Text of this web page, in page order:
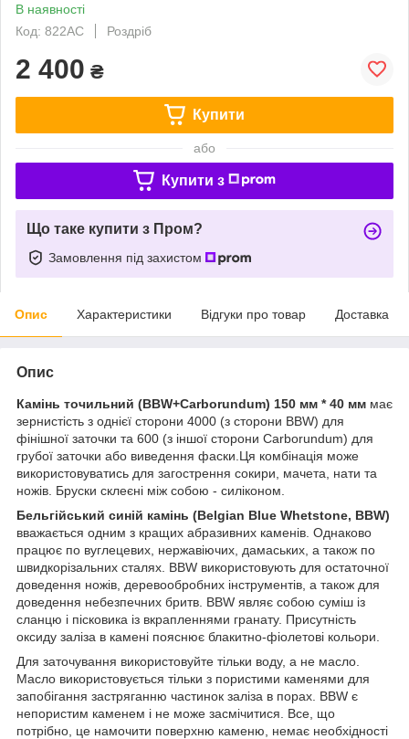
В наявності
Код: 822AC
Роздріб
2 400 ₴
Купити
або
Купити з
Що таке купити з Пром?
Замовлення під захистом
Опис Характеристики Відгуки про товар Доставка
Опис
Камінь точильний (BBW+Carborundum) 150 мм * 40 мм має
зернистість з однієї сторони 4000 (з сторони BBW) для
фінішної заточки та 600 (з іншої сторони Carborundum) для
грубої заточки або виведення фаски.Ця комбінація може
використовуватись для загострення сокири, мачета, нати та
ножів. Бруски склеєні між собою - силіконом.
Бельгійський синій камінь (Belgian Blue Whetstone, BBW)
вважається одним з кращих абразивних каменів. Однаково
працює по вуглецевих, нержавіючих, дамаських, а також по
швидкорізальних сталях. BBW використовують для остаточної
доведення ножів, деревообробних інструментів, а також для
доведення небезпечних бритв. BBW являє собою суміш із
сланцю і пісковика із вкрапленнями гранату. Присутність
оксиду заліза в камені пояснює блакитно-фіолетові кольори.
Для заточування використовуйте тільки воду, а не масло.
Масло використовується тільки з пористими каменями для
запобігання застряганню частинок заліза в порах. BBW є
непористим каменем і не може засмічитися. Все, що
потрібно, це намочити поверхню каменю, немає необхідності